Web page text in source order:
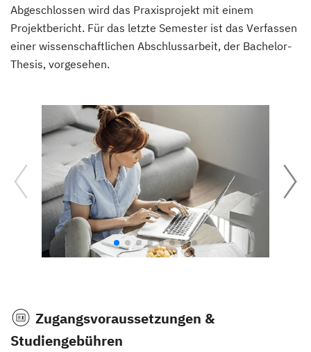
Abgeschlossen wird das Praxisprojekt mit einem
Projektbericht. Für das letzte Semester ist das Verfassen
einer wissenschaftlichen Abschlussarbeit, der Bachelor-
Thesis, vorgesehen.
Zugangsvoraussetzungen &
Studiengebühren